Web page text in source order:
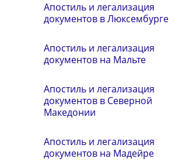
Апостиль и легализация
документов в Люксембурге
Апостиль и легализация
документов на Мальте
Апостиль и легализация
документов в Северной
Македонии
Апостиль и легализация
документов на Мадейре